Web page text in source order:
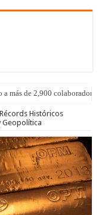
más de 2,900
Históricos